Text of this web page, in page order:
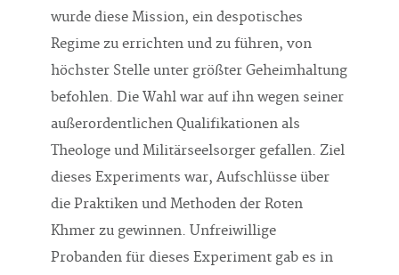
wurde diese Mission, ein despotisches
Regime zu errichten und zu führen, von
höchster Stelle unter größter Geheimhaltung
befohlen. Die Wahl war auf ihn wegen seiner
außerordentlichen Qualifikationen als
Theologe und Militärseelsorger gefallen. Ziel
dieses Experiments war, Aufschlüsse über
die Praktiken und Methoden der Roten
Khmer zu gewinnen. Unfreiwillige
Probanden für dieses Experiment gab es in